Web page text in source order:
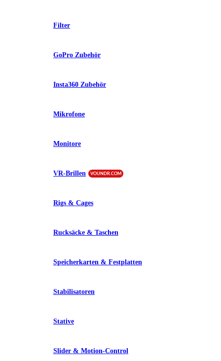
Filter
GoPro Zubehör
Insta360 Zubehör
Mikrofone
Monitore
VR-Brillen VOUNDR.COM
Rigs & Cages
Rucksäcke & Taschen
Speicherkarten & Festplatten
Stabilisatoren
Stative
Slider & Motion-Control